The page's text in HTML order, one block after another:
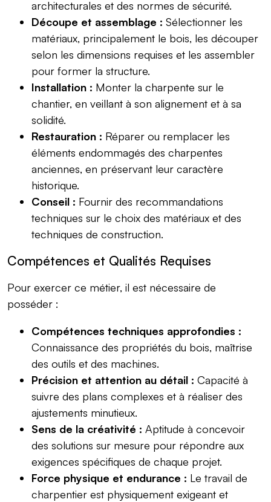
architecturales et des normes de sécurité.
Découpe et assemblage : Sélectionner les
matériaux, principalement le bois, les découper
selon les dimensions requises et les assembler
pour former la structure.
Installation : Monter la charpente sur le
chantier, en veillant à son alignement et à sa
solidité.
Restauration : Réparer ou remplacer les
éléments endommagés des charpentes
anciennes, en préservant leur caractère
historique.
Conseil : Fournir des recommandations
techniques sur le choix des matériaux et des
techniques de construction.
Compétences et Qualités Requises
Pour exercer ce métier, il est nécessaire de
posséder :
Compétences techniques approfondies :
Connaissance des propriétés du bois, maîtrise
des outils et des machines.
Précision et attention au détail : Capacité à
suivre des plans complexes et à réaliser des
ajustements minutieux.
Sens de la créativité : Aptitude à concevoir
des solutions sur mesure pour répondre aux
exigences spécifiques de chaque projet.
Force physique et endurance : Le travail de
charpentier est physiquement exigeant et